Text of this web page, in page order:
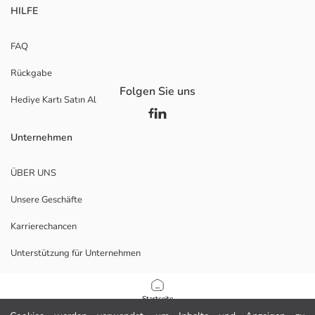
Startseite
HILFE
FAQ
Rückgabe
Hediye Kartı Satın Al
Unternehmen
ÜBER UNS
Unsere Geschäfte
Karrierechancen
Unterstützung für Unternehmen
Folgen Sie uns